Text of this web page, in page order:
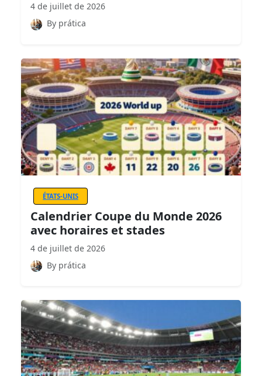
4 de juillet de 2026
By prática
ÉTATS-UNIS
Calendrier Coupe du Monde 2026
avec horaires et stades
4 de juillet de 2026
By prática